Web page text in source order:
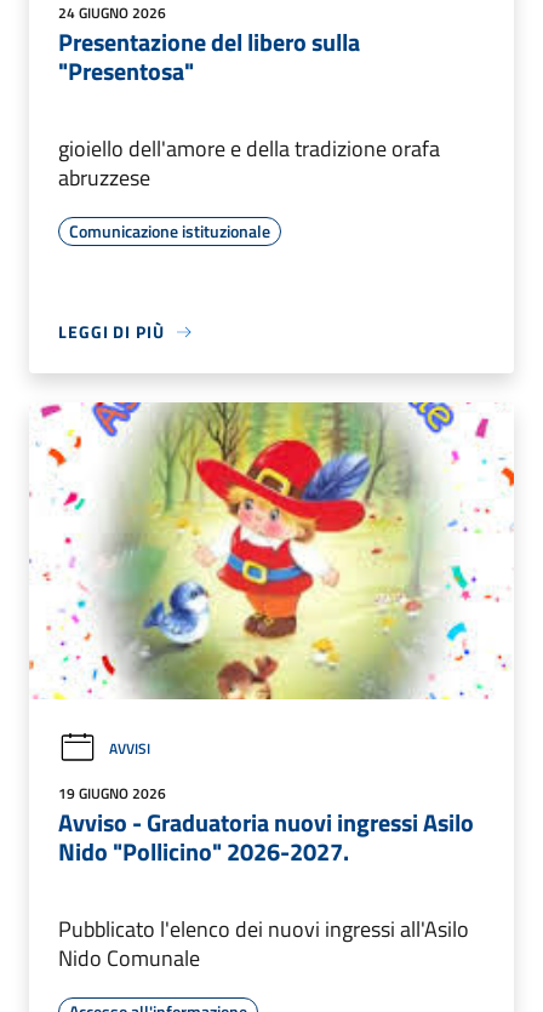
24 GIUGNO 2026
Presentazione del libero sulla
"Presentosa"
gioiello dell'amore e della tradizione orafa
abruzzese
Comunicazione istituzionale
LEGGI DI PIÙ
AVVISI
19 GIUGNO 2026
Avviso - Graduatoria nuovi ingressi Asilo
Nido "Pollicino" 2026-2027.
Pubblicato l'elenco dei nuovi ingressi all'Asilo
Nido Comunale